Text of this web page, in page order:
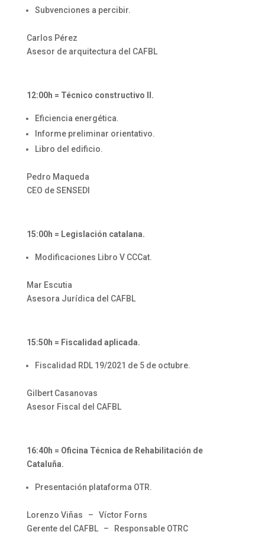
Subvenciones a percibir.
Carlos Pérez
Asesor de arquitectura del CAFBL
12:00h = Técnico constructivo II.
Eficiencia energética.
Informe preliminar orientativo.
Libro del edificio.
Pedro Maqueda
CEO de SENSEDI
15:00h = Legislación catalana.
Modificaciones Libro V CCCat.
Mar Escutia
Asesora Jurídica del CAFBL
15:50h = Fiscalidad aplicada.
Fiscalidad RDL 19/2021 de 5 de octubre.
Gilbert Casanovas
Asesor Fiscal del CAFBL
16:40h = Oficina Técnica de Rehabilitación de
Cataluña.
Presentación plataforma OTR.
Lorenzo Viñas – Víctor Forns
Gerente del CAFBL – Responsable OTRC